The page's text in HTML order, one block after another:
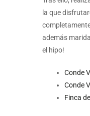
la que
además
el hipo!
Conde
Conde
Finca